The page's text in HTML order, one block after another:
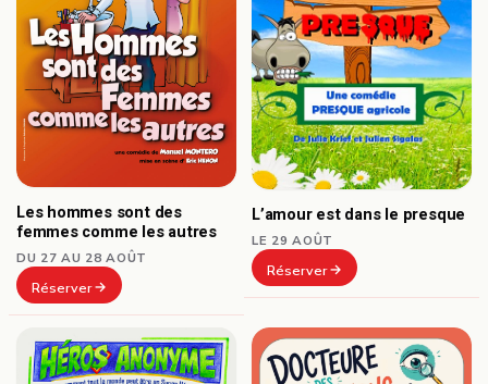
Les hommes sont des
femmes comme les autres
DU 27 AU 28 AOÛT
Réserver
L’amour est dans le presque
LE 29 AOÛT
Réserver